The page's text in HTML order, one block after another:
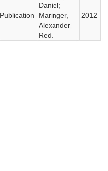
Publication
Daniel;
Maringer,
Alexander
Red.
2012